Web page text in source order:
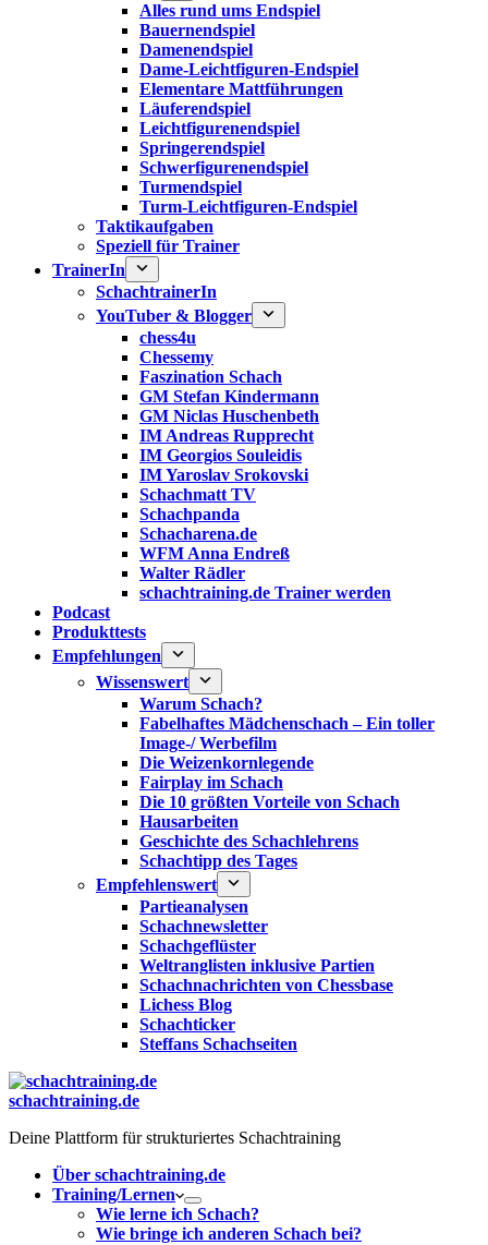
Alles rund ums Endspiel
Bauernendspiel
Damenendspiel
Dame-Leichtfiguren-Endspiel
Elementare Mattführungen
Läuferendspiel
Leichtfigurenendspiel
Springerendspiel
Schwerfigurenendspiel
Turmendspiel
Turm-Leichtfiguren-Endspiel
Taktikaufgaben
Speziell für Trainer
TrainerIn
SchachtrainerIn
YouTuber & Blogger
chess4u
Chessemy
Faszination Schach
GM Stefan Kindermann
GM Niclas Huschenbeth
IM Andreas Rupprecht
IM Georgios Souleidis
IM Yaroslav Srokovski
Schachmatt TV
Schachpanda
Schacharena.de
WFM Anna Endreß
Walter Rädler
schachtraining.de Trainer werden
Podcast
Produkttests
Empfehlungen
Wissenswert
Warum Schach?
Fabelhaftes Mädchenschach – Ein toller
Image-/ Werbefilm
Die Weizenkornlegende
Fairplay im Schach
Die 10 größten Vorteile von Schach‎
Hausarbeiten
Geschichte des Schachlehrens
Schachtipp des Tages
Empfehlenswert
Partieanalysen
Schachnewsletter
Schachgeflüster
Weltranglisten inklusive Partien
Schachnachrichten von Chessbase
Lichess Blog
Schachticker
Steffans Schachseiten
schachtraining.de
Deine Plattform für strukturiertes Schachtraining
Über schachtraining.de
Training/Lernen
Wie lerne ich Schach?
Wie bringe ich anderen Schach bei?